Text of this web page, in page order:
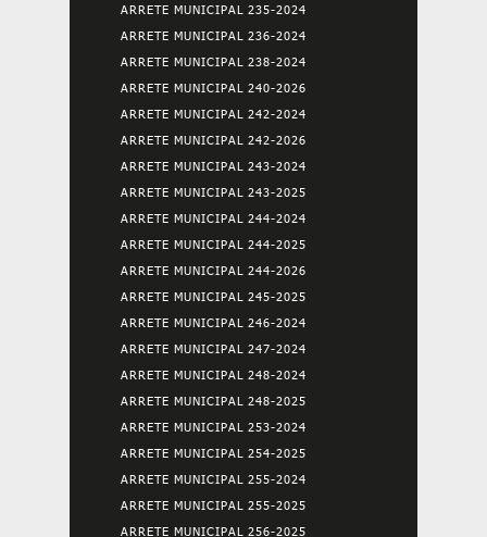
ARRETE MUNICIPAL 235-2024
ARRETE MUNICIPAL 236-2024
ARRETE MUNICIPAL 238-2024
ARRETE MUNICIPAL 240-2026
ARRETE MUNICIPAL 242-2024
ARRETE MUNICIPAL 242-2026
ARRETE MUNICIPAL 243-2024
ARRETE MUNICIPAL 243-2025
ARRETE MUNICIPAL 244-2024
ARRETE MUNICIPAL 244-2025
ARRETE MUNICIPAL 244-2026
ARRETE MUNICIPAL 245-2025
ARRETE MUNICIPAL 246-2024
ARRETE MUNICIPAL 247-2024
ARRETE MUNICIPAL 248-2024
ARRETE MUNICIPAL 248-2025
ARRETE MUNICIPAL 253-2024
ARRETE MUNICIPAL 254-2025
ARRETE MUNICIPAL 255-2024
ARRETE MUNICIPAL 255-2025
ARRETE MUNICIPAL 256-2025